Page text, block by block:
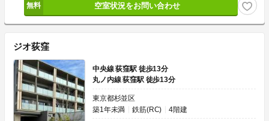
空室状況をお問い合わせ
ジオ荻窪
中央線 荻窪駅 徒歩13分
丸ノ内線 荻窪駅 徒歩13分
東京都杉並区
築1年未満
鉄筋(RC) 4階建